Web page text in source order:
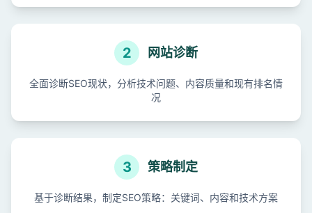
2 网站诊断
全面诊断SEO现状，分析技术问题、内容质量和现有排名情
况
3 策略制定
基于诊断结果，制定SEO策略：关键词、内容和技术方案